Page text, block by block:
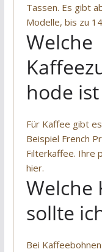
Tassen. Es gibt
Modelle, bis zu
Welche
hode
Für Kaffee gibt
Beispiel French
Filterkaffee. Ihre
hier.
Welche
sollte
Bei